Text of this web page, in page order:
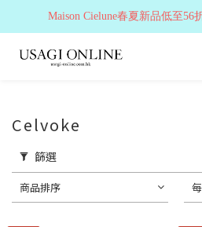
Celvoke
篩選
商品排序
Maison Cielune春夏新品低至56